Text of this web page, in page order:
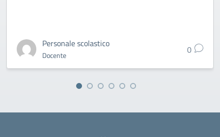
Personale scolastico
Docente 0